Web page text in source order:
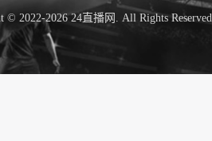
© 2022-2026 24直播网. All Rights Reserved.